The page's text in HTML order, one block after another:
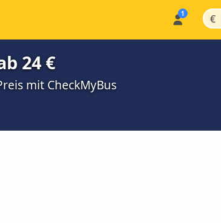
€
24 €
mit CheckMyBus